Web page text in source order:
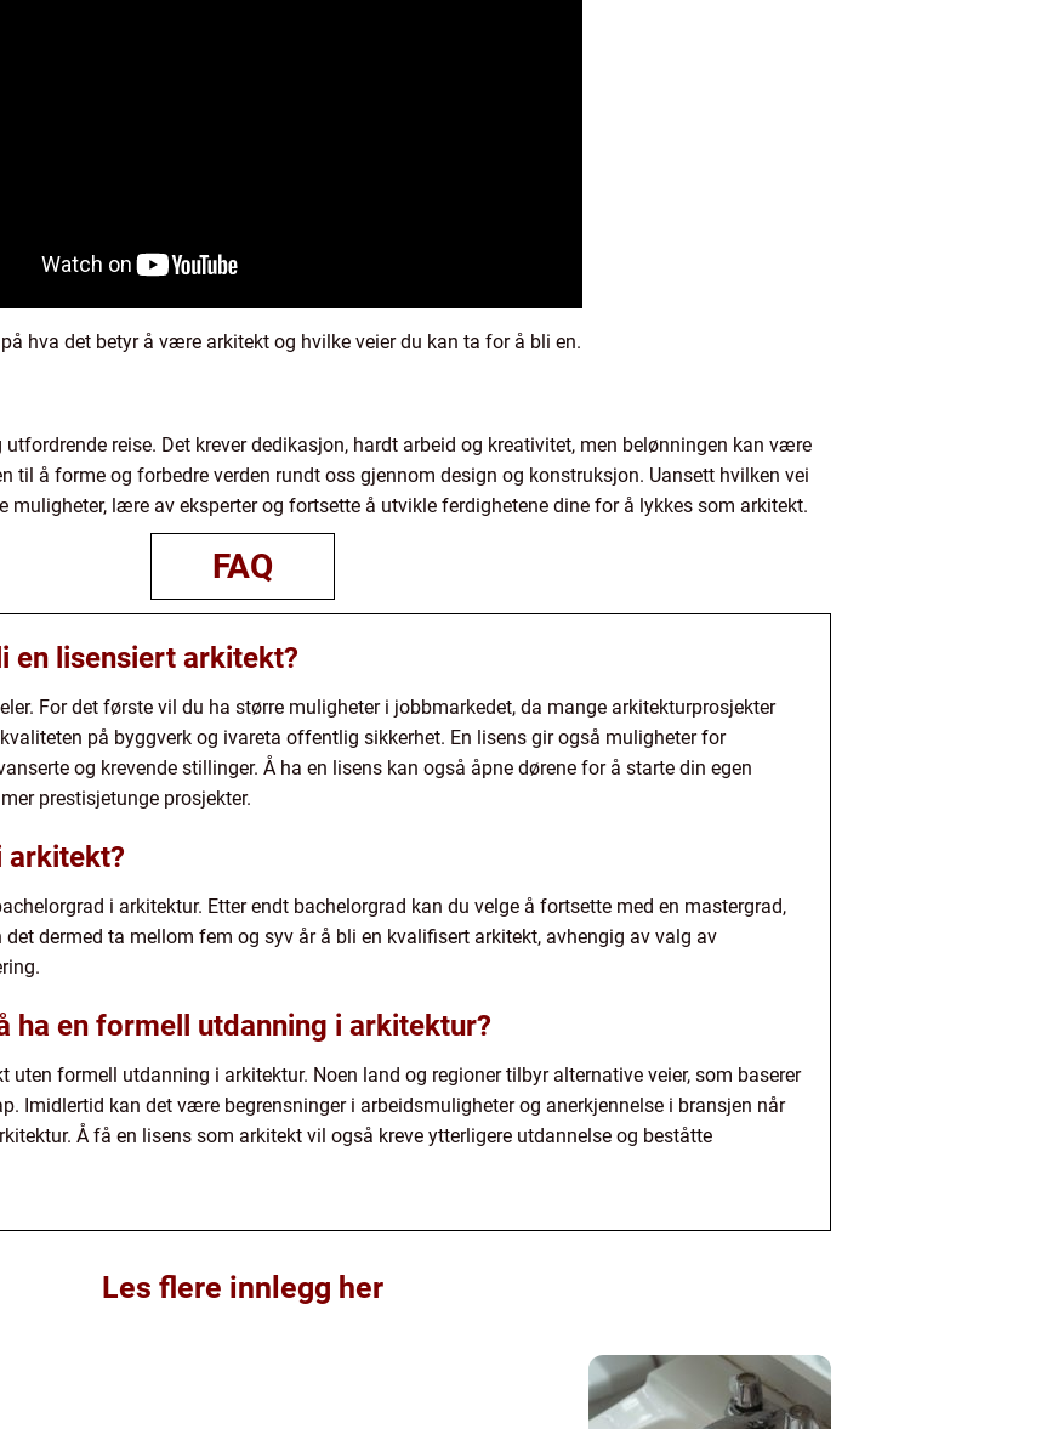
hva det betyr å være arkitekt og hvilke veier du kan ta for å bli en.
reise. Det krever dedikasjon, hardt arbeid og kreativitet, men belønningen kan være
til å forme og forbedre verden rundt oss gjennom design og konstruksjon. Uansett hvilken vei
muligheter, lære av eksperter og fortsette å utvikle ferdighetene dine for å lykkes som arkitekt.
FAQ
en lisensiert arkitekt?
For det første vil du ha større muligheter i jobbmarkedet, da mange arkitekturprosjekter
på byggverk og ivareta offentlig sikkerhet. En lisens gir også muligheter for
og krevende stillinger. Å ha en lisens kan også åpne dørene for å starte din egen
prestisjetunge prosjekter.
arkitekt?
i arkitektur. Etter endt bachelorgrad kan du velge å fortsette med en mastergrad,
dermed ta mellom fem og syv år å bli en kvalifisert arkitekt, avhengig av valg av
ha en formell utdanning i arkitektur?
uten formell utdanning i arkitektur. Noen land og regioner tilbyr alternative veier, som baserer
Imidlertid kan det være begrensninger i arbeidsmuligheter og anerkjennelse i bransjen når
Å få en lisens som arkitekt vil også kreve ytterligere utdannelse og beståtte
Les flere innlegg her